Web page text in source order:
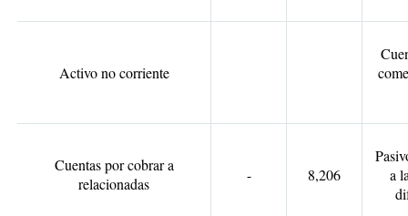
Activo no corriente
Cuentas por cobrar a
relacionadas
- 8,206
a